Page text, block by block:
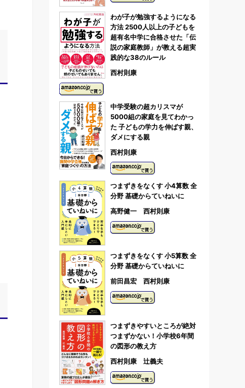
わが子が勉強するようになる
方法 2500人以上の子どもを
超有名中学に合格させた「伝
説の家庭教師」が教える超実
践的な38のルール
西村則康
中学受験の超カリスマが
5000組の家庭を見てわかっ
た 子どもの学力を伸ばす親、
ダメにする親
西村則康
つまずきをなくす 小4算数 全
分野 基礎からていねいに
高野健一 西村則康
つまずきをなくす 小5算数 全
分野 基礎からていねいに
前田昌宏 西村則康
つまずきやすいところが絶対
つまずかない！小学校6年間
の図形の教え方
西村則康 辻義夫